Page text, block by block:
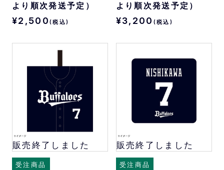
より順次発送予定）
¥2,500 (税込)
より順次発送予定）
¥3,200 (税込)
販売終了しました
受注商品
販売終了しました
受注商品